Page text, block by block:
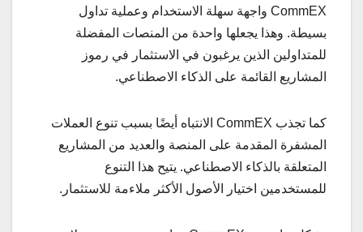
CommEX واجهة سهلة الاستخدام وعملية تداول
بسيطة. وهذا يجعلها واحدة من المنصات المفضلة
للمتداولين الذين يرغبون في الاستثمار في رموز
المشاريع القائمة على الذكاء الاصطناعي.
كما تجذب CommEX الانتباه أيضًا بسبب تنوع العملات
المشفرة المقدمة على المنصة والعديد من المشاريع
المتعلقة بالذكاء الاصطناعي. يتيح هذا التنوع
للمستخدمين اختيار الأصول الأكثر ملاءمة للاستثمار.